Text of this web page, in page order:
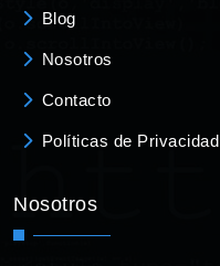
Blog
Nosotros
Contacto
Políticas de Privacidad
Nosotros